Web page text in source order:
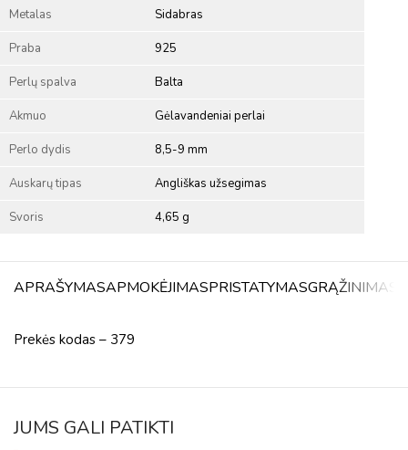
Metalas Sidabras
Praba 925
Perlų spalva Balta
Akmuo Gėlavandeniai perlai
Perlo dydis 8,5-9 mm
Auskarų tipas Angliškas užsegimas
Svoris 4,65 g
APRAŠYMASAPMOKĖJIMASPRISTATYMASGRĄŽINIMAS
Prekės kodas – 379
JUMS GALI PATIKTI